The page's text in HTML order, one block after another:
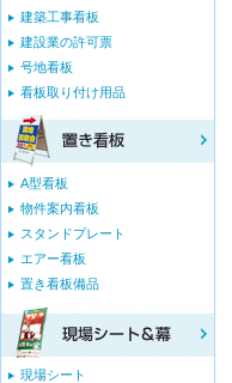
建築工事看板
建設業の許可票
号地看板
看板取り付け用品
A型看板
物件案内看板
スタンドプレート
エアー看板
置き看板備品
現場シート